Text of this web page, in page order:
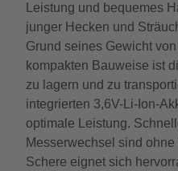
Leistung und bequemes
junger Hecken und
Grund seines Gewicht
kompakten Bauweise ist
zu lagern und zu
integrierten 3,6V-Li-Ion-
optimale Leistung.
Messerwechsel sind
Schere eignet sich